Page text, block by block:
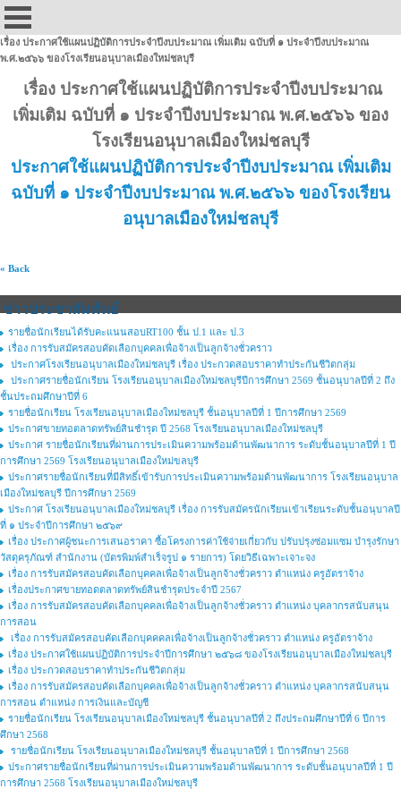
เรื่อง ประกาศใช้แผนปฏิบัติการประจำปีงบประมาณ เพิ่มเติม ฉบับที่ ๑ ประจำปีงบประมาณ
พ.ศ.๒๕๖๖ ของโรงเรียนอนุบาลเมืองใหม่ชลบุรี
เรื่อง ประกาศใช้แผนปฏิบัติการประจำปีงบประมาณ
เพิ่มเติม ฉบับที่ ๑ ประจำปีงบประมาณ พ.ศ.๒๕๖๖ ของ
โรงเรียนอนุบาลเมืองใหม่ชลบุรี
ประกาศใช้แผนปฏิบัติการประจำปีงบประมาณ เพิ่มเติม
ฉบับที่ ๑ ประจำปีงบประมาณ พ.ศ.๒๕๖๖ ของโรงเรียน
อนุบาลเมืองใหม่ชลบุรี
« Back
ข่าวประชาสัมพันธ์
รายชื่อนักเรียนได้รับคะแนนสอบRT100 ชั้น ป.1 และ ป.3
เรื่อง การรับสมัครสอบคัดเลือกบุคคลเพื่อจ้างเป็นลูกจ้างชั่วคราว
ประกาศโรงเรียนอนุบาลเมืองใหม่ชลบุรี เรื่อง ประกวดสอบราคาทำประกันชีวิตกลุ่ม
ประกาศรายชื่อนักเรียน โรงเรียนอนุบาลเมืองใหม่ชลบุรีปีการศึกษา 2569 ชั้นอนุบาลปีที่ 2 ถึง
ชั้นประถมศึกษาปีที่ 6
รายชื่อนักเรียน โรงเรียนอนุบาลเมืองใหม่ชลบุรี ชั้นอนุบาลปีที่ 1 ปีการศึกษา 2569
ประกาศขายทอตลาดทรัพย์สินชำรุด ปี 2568 โรงเรียนอนุบาลเมืองใหม่ชลบุรี
ประกาศ รายชื่อนักเรียนที่ผ่านการประเมินความพร้อมด้านพัฒนาการ ระดับชั้นอนุบาลปีที่ 1 ปี
การศึกษา 2569 โรงเรียนอนุบาลเมืองใหม่ขลบุรี
ประกาศรายชื่อนักเรียนที่มีสิทธิ์เข้ารับการประเมินความพร้อมด้านพัฒนาการ โรงเรียนอนุบาล
เมืองใหม่ชลบุรี ปีการศึกษา 2569
ประกาศ โรงเรียนอนุบาลเมืองใหม่ชลบุรี เรื่อง การรับสมัครนักเรียนเข้าเรียนระดับชั้นอนุบาลปี
ที่ ๑ ประจำปีการศึกษา ๒๕๖๙
เรื่อง ประกาศผู้ชนะการเสนอราคา ซื้อโครงการค่าใช้จ่ายเกี่ยวกับ ปรับปรุงซ่อมแซม บำรุงรักษา
วัสดุครุภัณฑ์ สำนักงาน (บัตรพิมพ์สำเร็จรูป ๑ รายการ) โดยวิธีเฉพาะเจาะจง
เรื่อง การรับสมัครสอบคัดเลือกบุคคลเพื่อจ้างเป็นลูกจ้างชั่วคราว ตำแหน่ง ครูอัตราจ้าง
เรื่องประกาศขายทอดตลาดทรัพย์สินชำรุดประจำปี 2567
เรื่อง การรับสมัครสอบคัดเลือกบุคคลเพื่อจ้างเป็นลูกจ้างชั่วคราว ตำแหน่ง บุคลากรสนับสนุน
การสอน
เรื่อง การรับสมัครสอบคัดเลือกบุคคคลเพื่อจ้างเป็นลูกจ้างชั่วคราว ตำแหน่ง ครูอัตราจ้าง
เรื่อง ประกาศใช้แผนปฏิบัติการประจำปีการศึกษา ๒๕๖๘ ของโรงเรียนอนุบาลเมืองใหม่ชลบุรี
เรื่อง ประกวดสอบราคาทำประกันชีวิตกลุ่ม
เรื่อง การรับสมัครสอบคัดเลือกบุคคลเพื่อจ้างเป็นลูกจ้างชั่วคราว ตำแหน่ง บุคลากรสนับสนุน
การสอน ตำแหน่ง การเงินและบัญชี
รายชื่อนักเรียน โรงเรียนอนุบาลเมืองใหม่ชลบุรี ชั้นอนุบาลปีที่ 2 ถึงประถมศึกษาปีที่ 6 ปีการ
ศึกษา 2568
รายชื่อนักเรียน โรงเรียนอนุบาลเมืองใหม่ชลบุรี ชั้นอนุบาลปีที่ 1 ปีการศึกษา 2568
ประกาศรายชื่อนักเรียนที่ผ่านการประเมินความพร้อมด้านพัฒนาการ ระดับชั้นอนุบาลปีที่ 1 ปี
การศึกษา 2568 โรงเรียนอนุบาลเมืองใหม่ชลบุรี